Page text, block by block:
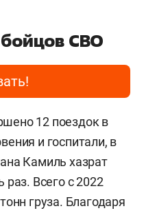
СВО
12 поездок в
и госпитали, в
Камиль хазрат
Всего с 2022
груза. Благодаря